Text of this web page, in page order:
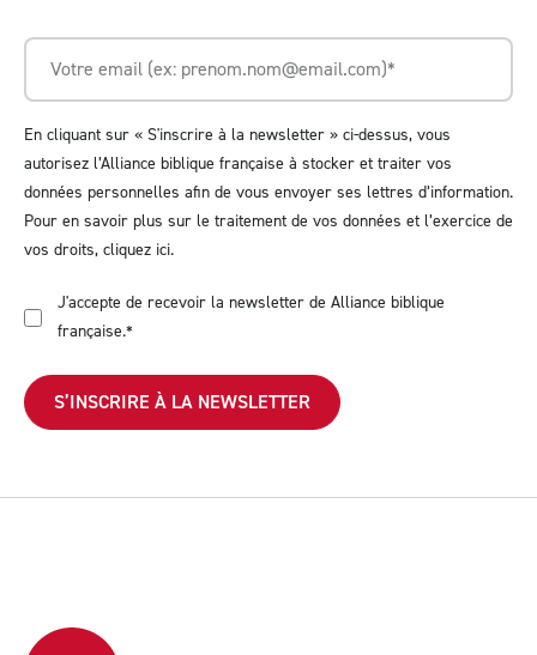
En cliquant sur « S'inscrire à la newsletter » ci-dessus, vous
autorisez l’Alliance biblique française à stocker et traiter vos
données personnelles afin de vous envoyer ses lettres d’information.
Pour en savoir plus sur le traitement de vos données et l’exercice de
vos droits, cliquez ici.
J'accepte de recevoir la newsletter de Alliance biblique
française.*